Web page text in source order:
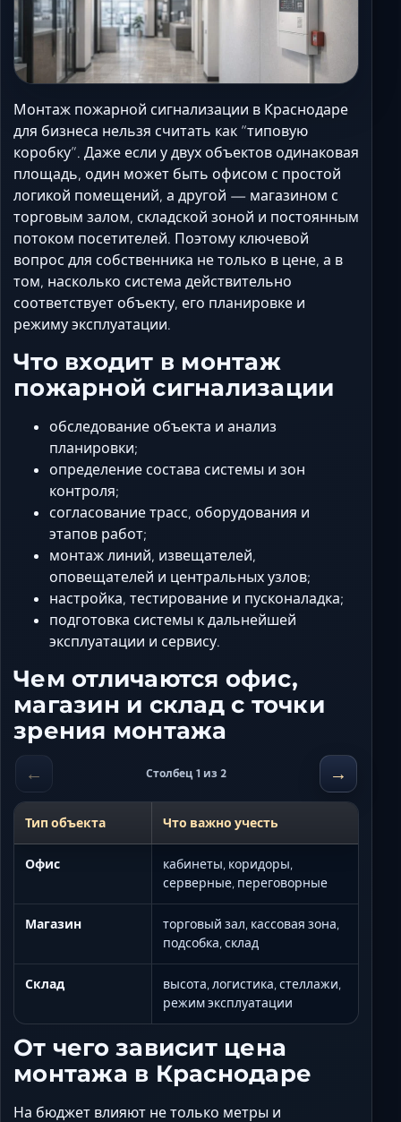
Минеральные
Назрань
Нальчик
Новороссийск
Пятигорск
Ростов-на-Дону
Симферополь
Сочи
Ставрополь
Таганрог
Ялта
Монтаж пожарной сигнализации в Краснодаре
для бизнеса нельзя считать как “типовую
коробку”. Даже если у двух объектов одинаковая
площадь, один может быть офисом с простой
логикой помещений, а другой — магазином с
торговым залом, складской зоной и постоянным
потоком посетителей. Поэтому ключевой
вопрос для собственника не только в цене, а в
том, насколько система действительно
соответствует объекту, его планировке и
режиму эксплуатации.
Что входит в монтаж
пожарной сигнализации
обследование объекта и анализ
планировки;
определение состава системы и зон
контроля;
согласование трасс, оборудования и
этапов работ;
монтаж линий, извещателей,
оповещателей и центральных узлов;
настройка, тестирование и пусконаладка;
подготовка системы к дальнейшей
эксплуатации и сервису.
Чем отличаются офис,
магазин и склад с точки
зрения монтажа
← Столбец 1 из 2 →
Тип объекта Что важно учесть
Офис
кабинеты, коридоры,
серверные, переговорные
Магазин
торговый зал, кассовая зона,
подсобка, склад
Склад
высота, логистика, стеллажи,
режим эксплуатации
От чего зависит цена
монтажа в Краснодаре
На бюджет влияют не только метры и